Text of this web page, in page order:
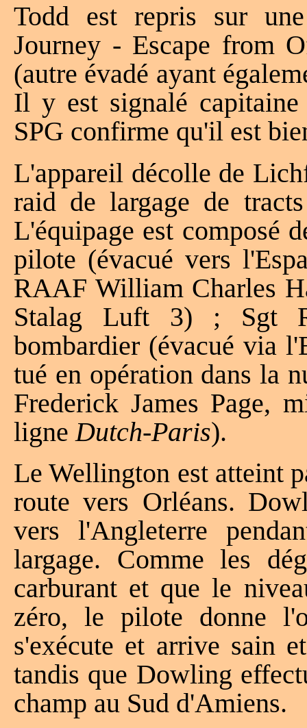
Todd est repris sur
Journey - Escape from
(autre évadé ayant
Il y est signalé
SPG confirme qu'il est
L'appareil décolle de
raid de largage de
L'équipage est composé
pilote (évacué vers
RAAF William Charles
Stalag Luft 3) ; Sgt
bombardier (évacué via
tué en opération dans la
Frederick James Page,
ligne Dutch-Paris).
Le Wellington est atteint
route vers Orléans.
vers l'Angleterre
largage. Comme les
carburant et que le
zéro, le pilote donne
s'exécute et arrive sain
tandis que Dowling
champ au Sud d'Amiens.